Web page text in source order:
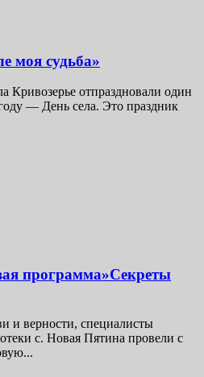
моя судьба»
Кривозерье отпраздновали один
— День села. Это праздник
программа»Секреты
и верности, специалисты
с. Новая Пятина провели с